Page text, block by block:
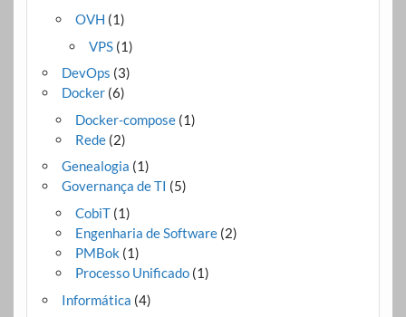
OVH (1)
VPS (1)
DevOps (3)
Docker(6)
Docker-compose(1)
Rede(2)
Genealogia (1)
Governança de TI (5)
CobiT(1)
Engenharia de Software(2)
PMBok (1)
Processo Unificado(1)
Informática (4)